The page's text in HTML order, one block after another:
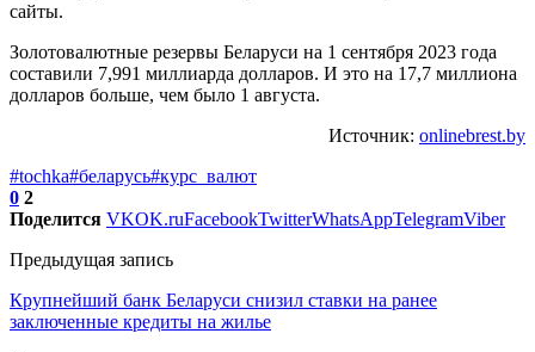
сайты.
Золотовалютные резервы Беларуси на 1 сентября 2023 года
составили 7,991 миллиарда долларов. И это на 17,7 миллиона
долларов больше, чем было 1 августа.
Источник: onlinebrest.by
#tochka#беларусь#курс_валют
0 2
Поделится VKOK.ruFacebookTwitterWhatsAppTelegramViber
Предыдущая запись
Крупнейший банк Беларуси снизил ставки на ранее
заключенные кредиты на жилье